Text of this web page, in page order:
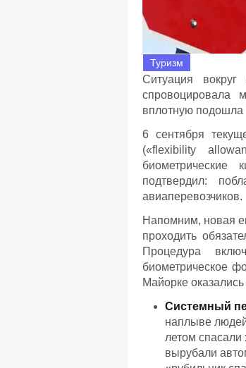
Туризм
Ситуация
спровоцировала
вплотную подошла
6 сентября
(«flexibility
подтвердил:
авиаперевозчиков.
Напомним, новая
проходить
Процедура
биометрическое
Майорке
Системный
наплыве
летом
вырубали